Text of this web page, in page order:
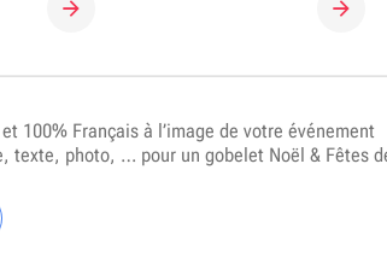
CRÉER MON GOBELET
100% Français à l’image de votre événement
texte, photo, … pour un gobelet Noël & Fêtes